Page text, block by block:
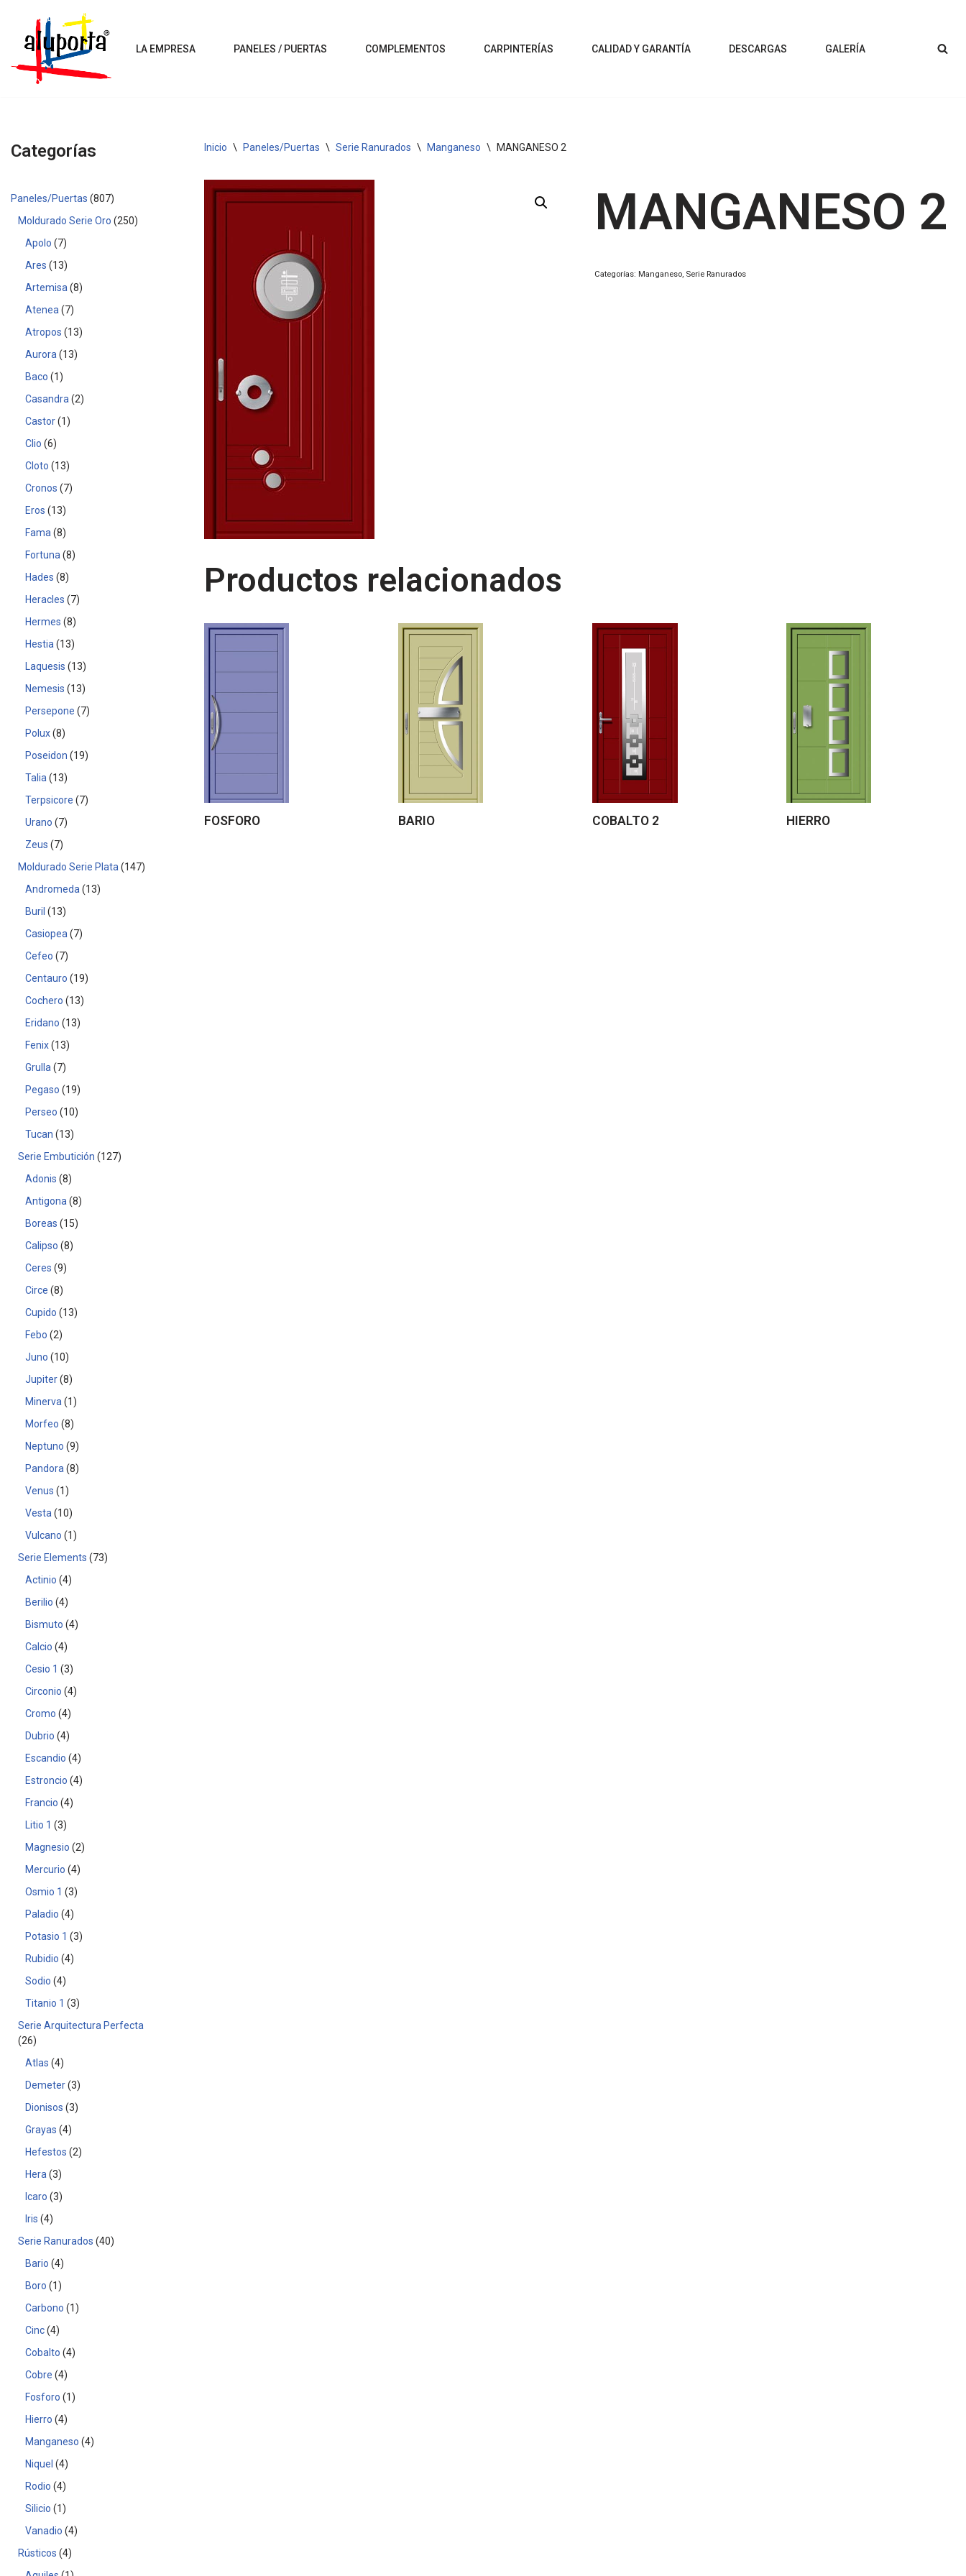
Saltar
contenido
LA EMPRESA PANELES / PUERTAS COMPLEMENTOS CARPINTERÍAS CALIDAD Y GARANTÍA DESCARGAS GALERÍA
Categorías
Paneles/Puertas 807
Moldurado Serie Oro 250
Apolo
7
Ares
13
Artemisa 8
Atenea
7
Atropos
13
Aurora
13
Baco
1
Casandra 2
Castor 1
Clio 6
Cloto
13
Cronos
7
Eros
13
Fama 8
Fortuna 8
Hades 8
Heracles
7
Hermes 8
Hestia
13
Laquesis
13
Nemesis
13
Persepone
7
Polux 8
Poseidon
19
Talia
13
Terpsicore
7
Urano
7
Zeus
7
Moldurado Serie Plata
147
Andromeda
13
Buril
13
Casiopea
7
Cefeo
7
Centauro
19
Cochero
13
Eridano
13
Fenix 13
Grulla
7
Pegaso
19
Perseo
10
Tucan
13
Serie Embutición
127
Adonis 8
Antigona 8
Boreas
15
Calipso 8
Ceres 9
Circe 8
Cupido
13
Febo 2
Juno
10
Jupiter 8
Minerva
1
Morfeo 8
Neptuno 9
Pandora 8
Venus
1
Vesta
10
Vulcano
1
Serie Elements
73
Actinio 4
Berilio 4
Bismuto 4
Calcio 4
Cesio 1
3
Circonio 4
Cromo 4
Dubrio 4
Escandio 4
Estroncio 4
Francio 4
Litio 1
3
Magnesio 2
Mercurio 4
Osmio 1
3
Paladio 4
Potasio 1
3
Rubidio 4
Sodio 4
Titanio 1
3
Serie Arquitectura Perfecta
26
Atlas 4
Demeter 3
Dionisos 3
Grayas 4
Hefestos 2
Hera 3
Icaro 3
Iris 4
Serie Ranurados 40
Bario 4
Boro
1
Carbono
1
Cinc 4
Cobalto 4
Cobre 4
Fosforo
1
Hierro 4
Manganeso 4
Niquel
4
Rodio 4
Silicio
1
Vanadio 4
Rústicos 4
Inicio \ Paneles/Puertas \ Serie Ranurados \ Manganeso \ MANGANESO 2
MANGANESO 2
Categorías: Manganeso, Serie Ranurados
Productos relacionados
FOSFORO BARIO COBALTO 2 HIERRO